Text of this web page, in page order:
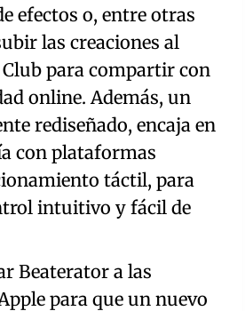
efectos o, entre otras
las creaciones al
para compartir con
online. Además, un
rediseñado, encaja en
con plataformas
táctil, para
intuitivo y fácil de
Beaterator a las
para que un nuevo